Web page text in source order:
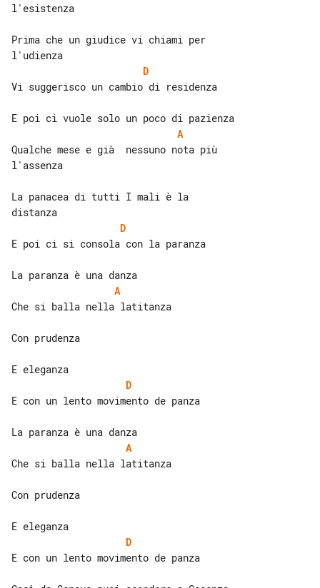
l'esistenza
Prima che un giudice vi chiami per
D
Vi suggerisco un cambio di residenza
A
Qualche mese e già  nessuno nota più
l'assenza
La panacea di tutti I mali è la
D
E poi ci si consola con la paranza
A
Che si balla nella latitanza
Con prudenza
D
E con un lento movimento de panza
A
Che si balla nella latitanza
Con prudenza
D
E con un lento movimento de panza